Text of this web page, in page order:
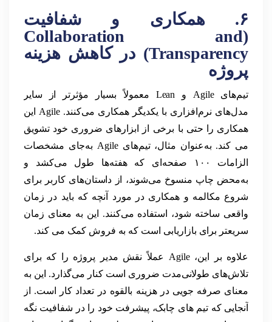
۶. همکاری و شفافیت
(Collaboration and
Transparency) در کاهش هزینه
پروژه
تیم‌های Agile و Lean معمولاً بسیار مؤثرتر از سایر
مدل‌های نرم‌افزاری با یکدیگر همکاری می‌کنند. Agile این
همکاری را حتی با برخی از ابزارهای ضروری خود تشویق
می کند. به‌عنوان مثال، تیم‌های Agile به‌جای مشخصات
الزامات ۱۰۰ صفحه‌ای که هفته‌ها طول می‌کشد و
به‌محض چاپ منسوخ می‌شوند، از داستان‌های کاربر برای
شروع مکالمه و همکاری در مورد آنچه که باید در زمان
واقعی ساخته شود، استفاده می‌کنند. این به معنای زمان
سریعتر برای بازاریابی است که به فروش کمک می کند.
علاوه بر این، Agile عملاً نقش مدیر پروژه را که برای
تلاش‌های طولانی‌مدت ضروری است کنار می‌گذارد. این به
معنای صرفه جویی در هزینه بالقوه در تعداد کار است. از
آنجایی که تیم های چابک، پیشرفت خود را در شفافیت نگه